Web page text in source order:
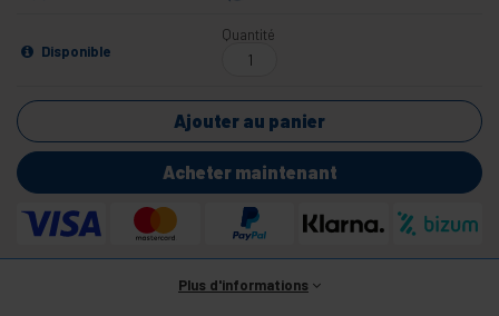
Disponible
Quantité
Ajouter au panier
Acheter maintenant
Plus d'informations